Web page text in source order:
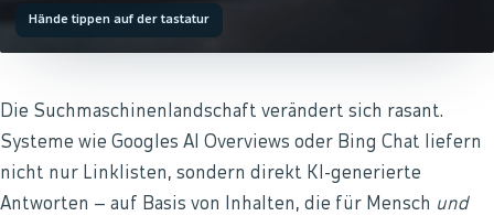
Hände tippen auf der tastatur
Die Suchmaschinenlandschaft verändert sich rasant.
Systeme wie Googles AI Overviews oder Bing Chat liefern
nicht nur Linklisten, sondern direkt KI-generierte
Antworten – auf Basis von Inhalten, die für Mensch und